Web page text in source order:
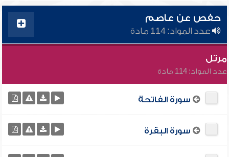
حفص عن عاصم
عدد المواد: 114 مادة
مرتل
عدد المواد: 114 مادة
سورة الفاتحة
سورة البقرة